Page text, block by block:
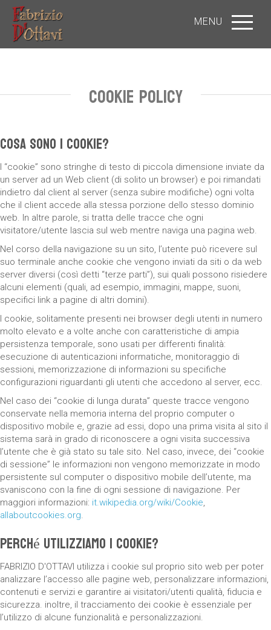
MENU
Cookie Policy
Cosa sono i cookie?
I “cookie” sono stringhe di testo di piccola dimensione inviate da
un server ad un Web client (di solito un browser) e poi rimandati
indietro dal client al server (senza subire modifiche) ogni volta
che il client accede alla stessa porzione dello stesso dominio
web. In altre parole, si tratta delle tracce che ogni
visitatore/utente lascia sul web mentre naviga una pagina web.
Nel corso della navigazione su un sito, l’utente può ricevere sul
suo terminale anche cookie che vengono inviati da siti o da web
server diversi (così detti “terze parti”), sui quali possono risiedere
alcuni elementi (quali, ad esempio, immagini, mappe, suoni,
specifici link a pagine di altri domini).
I cookie, solitamente presenti nei browser degli utenti in numero
molto elevato e a volte anche con caratteristiche di ampia
persistenza temporale, sono usati per differenti finalità:
esecuzione di autenticazioni informatiche, monitoraggio di
sessioni, memorizzazione di informazioni su specifiche
configurazioni riguardanti gli utenti che accedono al server, ecc.
Nel caso dei “cookie di lunga durata” queste tracce vengono
conservate nella memoria interna del proprio computer o
dispositivo mobile e, grazie ad essi, dopo una prima visita al sito il
sistema sarà in grado di riconoscere a ogni visita successiva
l’utente che è già stato su tale sito. Nel caso, invece, dei “cookie
di sessione” le informazioni non vengono memorizzate in modo
persistente sul computer o dispositivo mobile dell’utente, ma
svaniscono con la fine di ogni sessione di navigazione. Per
maggiori informazioni: it.wikipedia.org/wiki/Cookie,
allaboutcookies.org.
Perché utilizziamo i cookie?
FABRIZIO D'OTTAVI utilizza i cookie sul proprio sito web per poter
analizzare l’accesso alle pagine web, personalizzare informazioni,
contenuti e servizi e garantire ai visitatori/utenti qualità, fiducia e
sicurezza. inoltre, il tracciamento dei cookie è essenziale per
l’utilizzo di alcune funzionalità e personalizzazioni.